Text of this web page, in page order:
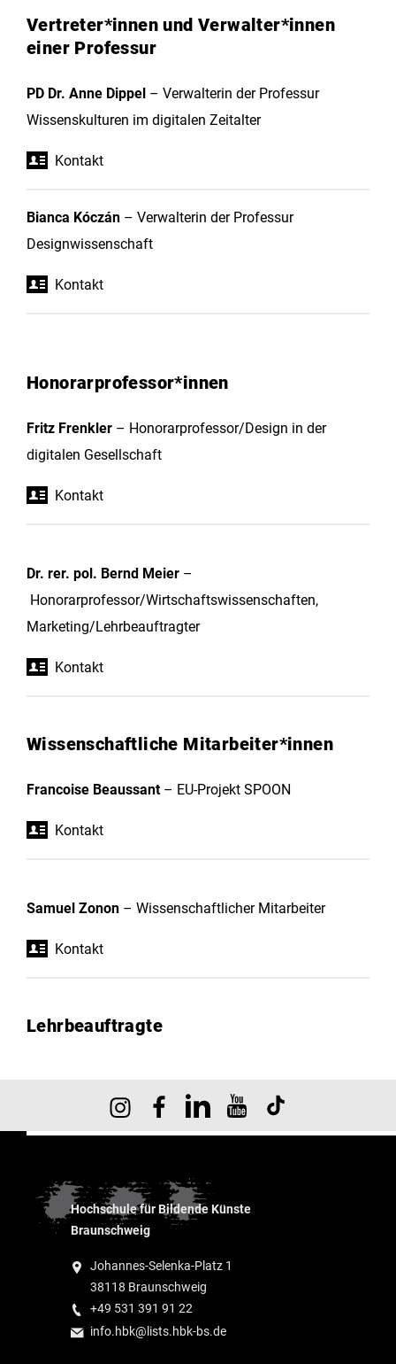
Vertreter*innen und Verwalter*innen
einer Professur
PD Dr. Anne Dippel – Verwalterin der Professur
Wissenskulturen im digitalen Zeitalter
Kontakt
Bianca Kóczán – Verwalterin der Professur
Designwissenschaft
Kontakt
Honorarprofessor*innen
Fritz Frenkler – Honorarprofessor/Design in der
digitalen Gesellschaft
Kontakt
Dr. rer. pol. Bernd Meier –
Honorarprofessor/Wirtschaftswissenschaften,
Marketing/Lehrbeauftragter
Kontakt
Wissenschaftliche Mitarbeiter*innen
Francoise Beaussant– EU-Projekt SPOON
Kontakt
Samuel Zonon – Wissenschaftlicher Mitarbeiter
Kontakt
Lehrbeauftragte
Hochschule für Bildende Künste
Braunschweig
Johannes-Selenka-Platz 1
38118 Braunschweig
+49 531 391 91 22
info.hbk@lists.hbk-bs.de